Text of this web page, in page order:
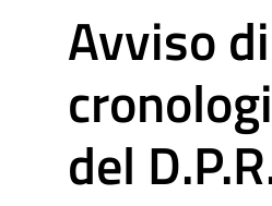
Avviso
del